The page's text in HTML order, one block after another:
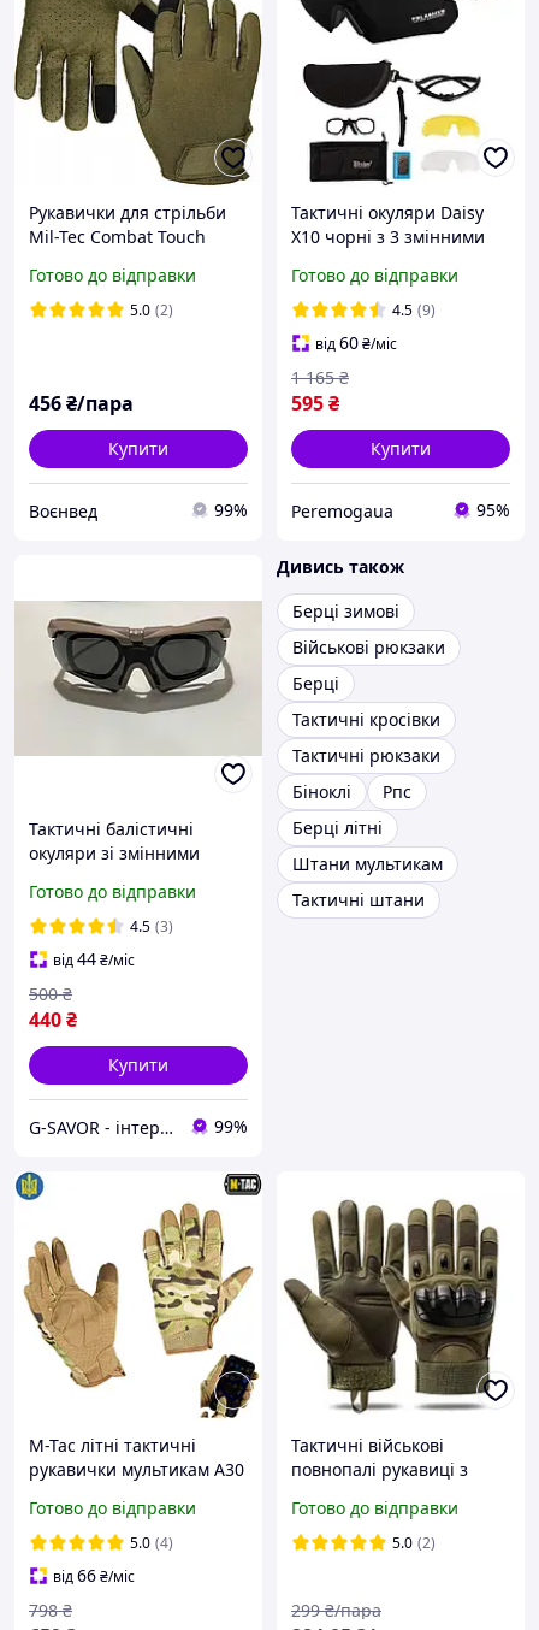
Рукавички для стрільби
Mil-Tec Combat Touch
Готово до відправки
5.0 (2)
456₴/пара
Купити
Воєнвед 99%
Тактичні окуляри Daisy
X10 чорні з 3 змінними
PeremogaUA
Готово до відправки
4.5 (9)
від60₴/міс
595₴
1 165 ₴
Купити
Peremogaua 95%
Тактичні балістичні
окуляри зі змінними
тактичні полікарбонат
Готово до відправки
4.5 (3)
від44₴/міс
440₴
500 ₴
Купити
G-SAVOR - інтернет-магазин сумок, взуття та аксесуарів 99%
Дивись також
Берці зимові
Військові рюкзаки
Берці
Тактичні кросівки
Тактичні рюкзаки
Біноклі
Рпс
Берці літні
Штани мультикам
Тактичні штани
M-Tac літні тактичні
рукавички мультикам A30
для зсу мультикам
Готово до відправки
5.0 (4)
від66₴/міс
798 ₴
Тактичні військові
повнопалі рукавиці з
Олива М, L, XL, 2XL
Готово до відправки
5.0 (2)
299 ₴/пара